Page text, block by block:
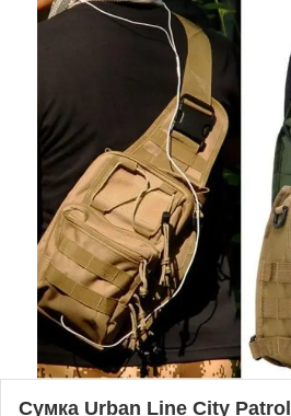
Сумка Urban Line City